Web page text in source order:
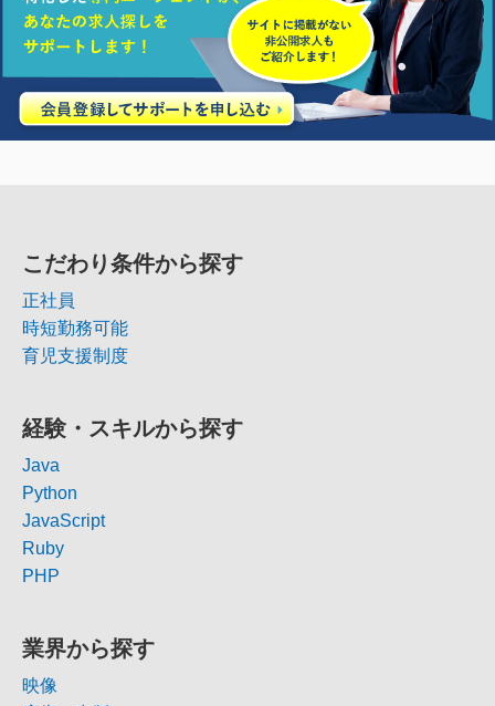
こだわり条件から探す
正社員
時短勤務可能
育児支援制度
経験・スキルから探す
Java
Python
JavaScript
Ruby
PHP
業界から探す
映像